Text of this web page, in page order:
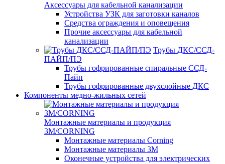
Аксессуары для кабельной канализации
Устройства УЗК для заготовки каналов
Средства ограждения и оповещения
Прочие аксессуары для кабельной
канализации
Трубы ДКС/ССД-
ПАЙП/ПЭ
Трубы гофрированные спиральные ССД-
Пайп
Трубы гофрированные двухслойные ДКС
Компоненты медно-жильных сетей
Монтажные материалы и продукция
3M/CORNING
Монтажные материалы Corning
Монтажные материалы 3M
Оконечные устройства для электрических